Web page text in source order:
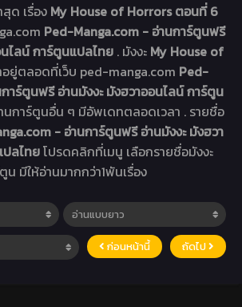
ด เรื่อง My House of Horrors ตอนที่ 6
Ped-Manga.com - อ่านการ์ตูนฟรี
ไลน์ การ์ตูนแปลไทย . มังงะ My House of
ยู่ตลอดที่เว็บ ped-manga.com Ped-
าร์ตูนฟรี อ่านมังงะ มังฮวาออนไลน์ การ์ตูน
นการ์ตูนอื่น ๆ มีอัพเดทตลอดเวลา . รายชื่อ
- อ่านการ์ตูนฟรี อ่านมังงะ มังฮวา
ลไทยโปรดคลิกที่เมนู เลือกรายชื่อมังงะ
น มีให้อ่านมากกว่า1พันเรื่อง
ก่อนหน้านี้ ถัดไป